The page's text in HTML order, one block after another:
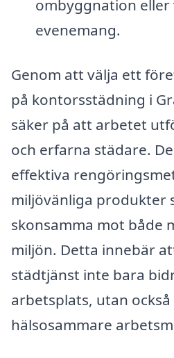
ombyggnation
evenemang.
Genom att välja ett
på kontorsstädning i
säker på att arbetet
och erfarna städare.
effektiva
miljövänliga produkter
skonsamma mot både
miljön. Detta innebär
städtjänst inte bara
arbetsplats, utan
hälsosammare